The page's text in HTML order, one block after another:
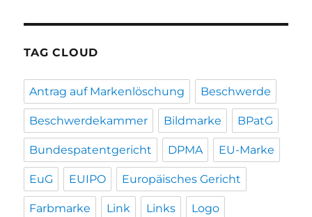
TAG CLOUD
Antrag auf Markenlöschung Beschwerde
Beschwerdekammer Bildmarke BPatG
Bundespatentgericht DPMA EU-Marke
EuG EUIPO Europäisches Gericht
Farbmarke Link Links Logo